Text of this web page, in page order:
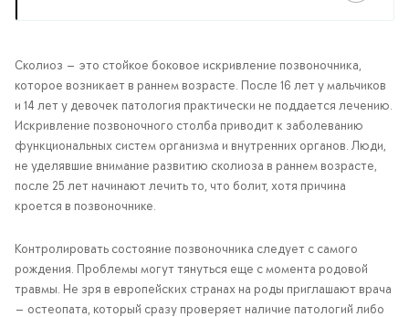
Сколиоз — это стойкое боковое искривление позвоночника,
которое возникает в раннем возрасте. После 16 лет у мальчиков
и 14 лет у девочек патология практически не поддается лечению.
Искривление позвоночного столба приводит к заболеванию
функциональных систем организма и внутренних органов. Люди,
не уделявшие внимание развитию сколиоза в раннем возрасте,
после 25 лет начинают лечить то, что болит, хотя причина
кроется в позвоночнике.
Контролировать состояние позвоночника следует с самого
рождения. Проблемы могут тянуться еще с момента родовой
травмы. Не зря в европейских странах на роды приглашают врача
— остеопата, который сразу проверяет наличие патологий либо